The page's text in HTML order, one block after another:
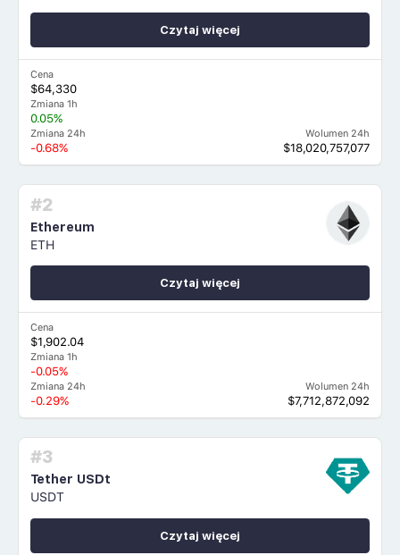
Cena
$64,330
Zmiana 1h
0.05%
Zmiana 24h
-0.68%
Wolumen 24h
$18,020,757,077
Czytaj więcej
#2
Ethereum
ETH
Cena
$1,902.04
Zmiana 1h
-0.05%
Zmiana 24h
-0.29%
Wolumen 24h
$7,712,872,092
Czytaj więcej
#3
Tether USDt
USDT
Czytaj więcej